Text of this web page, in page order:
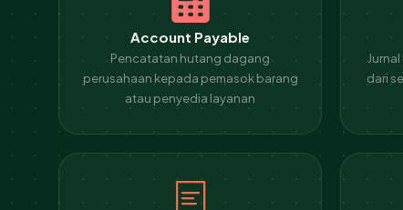
Account Payable
Pencatatan hutang dagang
perusahaan kepada pemasok barang
atau penyedia layanan
dari